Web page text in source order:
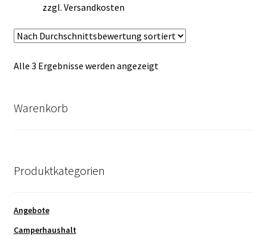
zzgl. Versandkosten
Alle 3 Ergebnisse werden angezeigtNach
Warenkorb
Produktkategorien
Angebote
Camperhaushalt